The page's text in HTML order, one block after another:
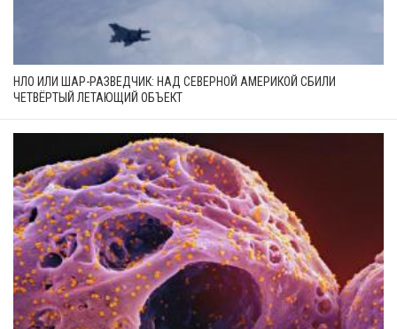
НЛО ИЛИ ШАР-РАЗВЕДЧИК: НАД СЕВЕРНОЙ АМЕРИКОЙ СБИЛИ
ЧЕТВЁРТЫЙ ЛЕТАЮЩИЙ ОБЪЕКТ